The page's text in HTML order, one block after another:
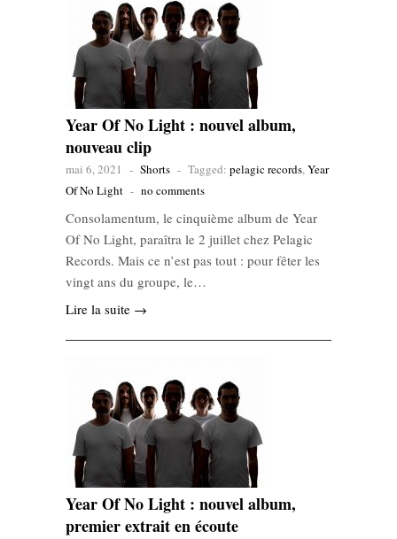
Year Of No Light : nouvel album,
nouveau clip
mai 6, 2021 - Shorts - Tagged: pelagic records,Year
Of No Light - no comments
Consolamentum, le cinquième album de Year
Of No Light, paraîtra le 2 juillet chez Pelagic
Records. Mais ce n’est pas tout : pour fêter les
vingt ans du groupe, le…
Lire la suite →
Year Of No Light : nouvel album,
premier extrait en écoute